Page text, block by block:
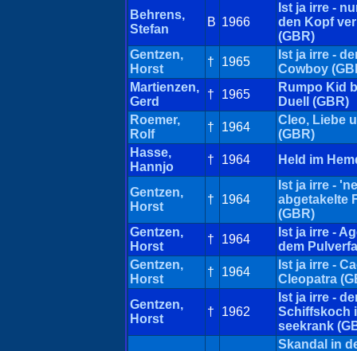
Behrens,
Stefan
B 1966
Ist ja irre -
den Kopf
(GBR)
Gentzen,
Horst
† 1965
Ist ja irre -
Cowboy
Martienzen,
Gerd
† 1965
Rumpo Kid
Duell (GBR)
Roemer,
Rolf
† 1964
Cleo, Liebe
(GBR)
Hasse,
Hannjo
† 1964 Held im
Gentzen,
Horst
† 1964
Ist ja irre - 'ne
abgetakelte
(GBR)
Gentzen,
Horst
† 1964
Ist ja irre -
dem
Gentzen,
Horst
† 1964
Ist ja irre -
Cleopatra
Gentzen,
Horst
† 1962
Ist ja irre -
Schiffskoch
seekrank
Skandal in